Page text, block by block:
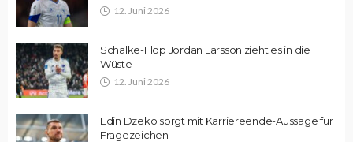
12. Juni 2026
Schalke-Flop Jordan Larsson zieht es in die
Wüste
12. Juni 2026
Edin Dzeko sorgt mit Karriereende-Aussage für
Fragezeichen